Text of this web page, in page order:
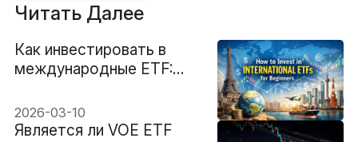
Читать Далее
Как инвестировать в
международные ETF:
начинающих
2026-03-10
Является ли VOE ETF